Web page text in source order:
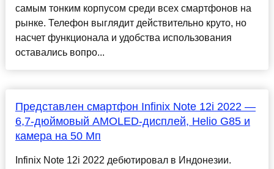
самым тонким корпусом среди всех смартфонов на
рынке. Телефон выглядит действительно круто, но
насчет функционала и удобства использования
оставались вопро...
Представлен смартфон Infinix Note 12i 2022 —
6,7-дюймовый AMOLED-дисплей, Helio G85 и
камера на 50 Мп
Infinix Note 12i 2022 дебютировал в Индонезии.